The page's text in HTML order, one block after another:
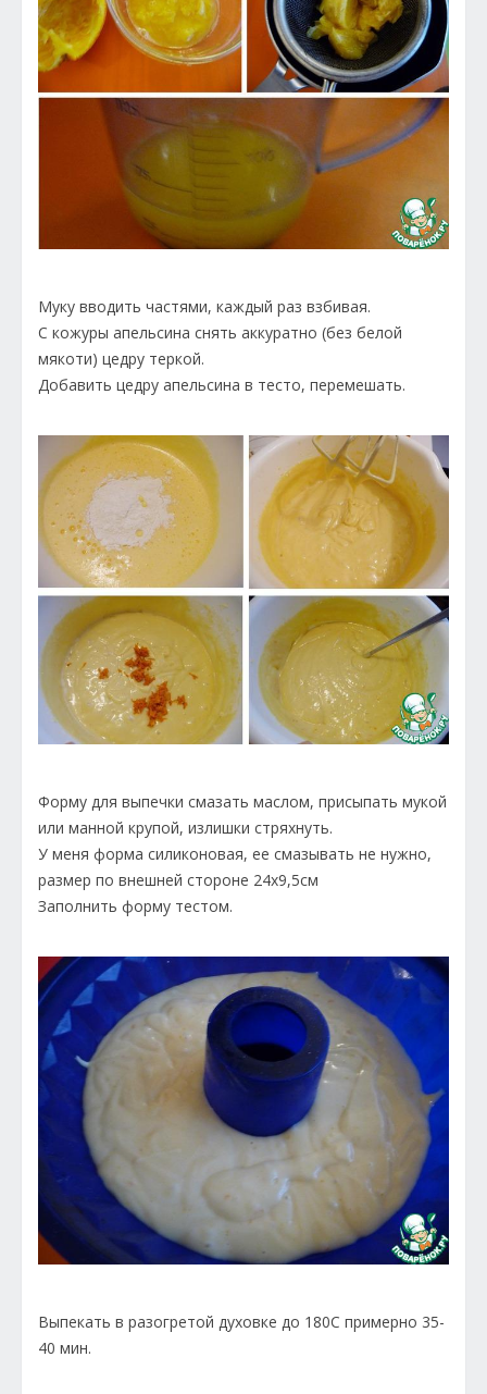
Муку вводить частями, каждый раз взбивая.
С кожуры апельсина снять аккуратно (без белой
мякоти) цедру теркой.
Добавить цедру апельсина в тесто, перемешать.
Форму для выпечки смазать маслом, присыпать мукой
или манной крупой, излишки стряхнуть.
У меня форма силиконовая, ее смазывать не нужно,
размер по внешней стороне 24х9,5см
Заполнить форму тестом.
Выпекать в разогретой духовке до 180С примерно 35-
40 мин.